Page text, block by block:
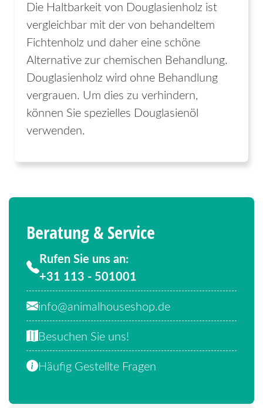
Beratung & Service
Rufen Sie uns an:
+31 113 - 501001
info@animalhouseshop.de
Besuchen Sie uns!
Häufig Gestellte Fragen
Die Haltbarkeit von Douglasienholz ist
vergleichbar mit der von behandeltem
Fichtenholz und daher eine schöne
Alternative zur chemischen Behandlung.
Douglasienholz wird ohne Behandlung
vergrauen. Um dies zu verhindern,
können Sie spezielles Douglasienöl
verwenden.